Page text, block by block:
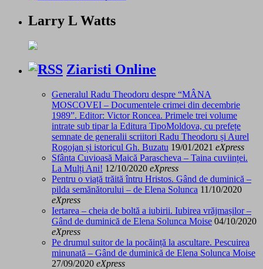
Larry L Watts
Ziaristi Online
Generalul Radu Theodoru despre “MÂNA
MOSCOVEI – Documentele crimei din decembrie
1989”. Editor: Victor Roncea. Primele trei volume
intrate sub tipar la Editura TipoMoldova, cu prefețe
semnate de generalii scriitori Radu Theodoru și Aurel
Rogojan și istoricul Gh. Buzatu 19/01/2021 eXpress
Sfânta Cuvioasă Maică Parascheva – Taina cuviinței.
La Mulți Ani! 12/10/2020 eXpress
Pentru o viață trăită întru Hristos. Gând de duminică –
pilda semănătorului – de Elena Solunca 11/10/2020
eXpress
Iertarea – cheia de boltă a iubirii. Iubirea vrăjmașilor –
Gând de duminică de Elena Solunca Moise 04/10/2020
eXpress
Pe drumul suitor de la pocăință la ascultare. Pescuirea
minunată – Gând de duminică de Elena Solunca Moise
27/09/2020 eXpress